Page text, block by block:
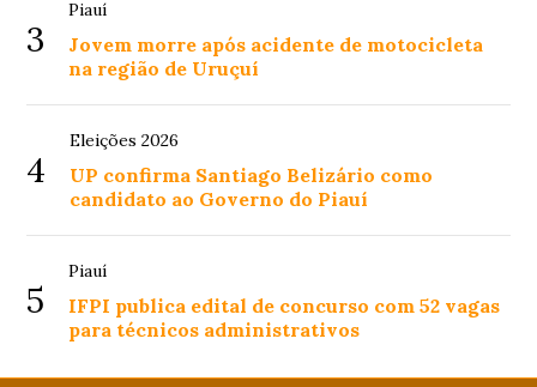
3
Piauí
Jovem morre após acidente de motocicleta
na região de Uruçuí
4
Eleições 2026
UP confirma Santiago Belizário como
candidato ao Governo do Piauí
5
Piauí
IFPI publica edital de concurso com 52 vagas
para técnicos administrativos